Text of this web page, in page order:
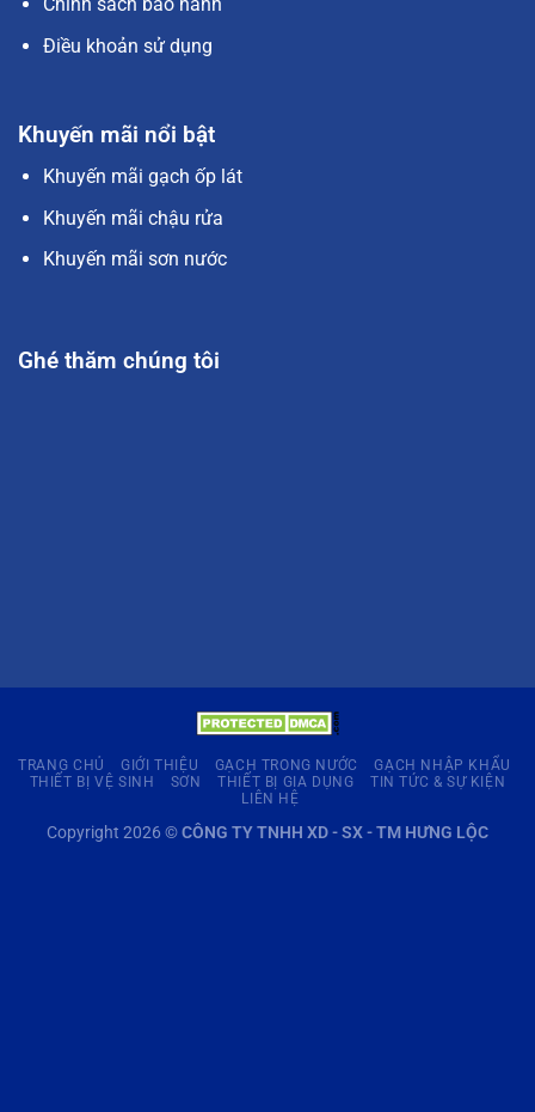
Điều khoản sử dụng
Khuyến mãi nổi bật
Khuyến mãi gạch ốp lát
Khuyến mãi chậu rửa
Khuyến mãi sơn nước
Ghé thăm chúng tôi
TRANG CHỦ GIỚI THIỆU GẠCH TRONG NƯỚC
GẠCH NHẬP KHẨU
THIẾT BỊ VỆ SINH
SƠN THIẾT BỊ GIA DỤNG
TIN TỨC & SỰ KIỆN
LIÊN HỆ
Copyright 2026 ©CÔNG TY TNHH XD - SX - TM HƯNG LỘC